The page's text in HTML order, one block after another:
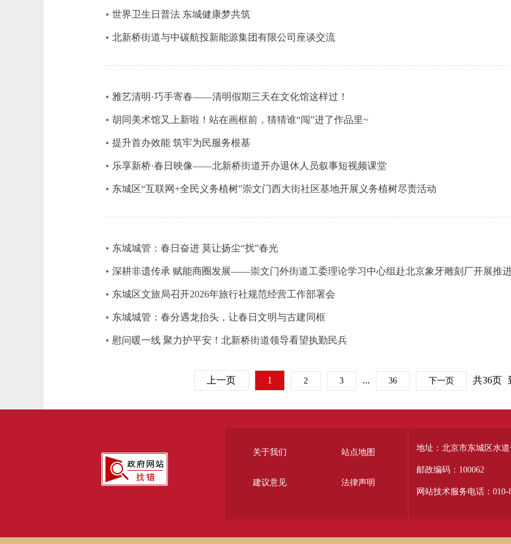
世界卫生日普法 东城健康梦共筑
北新桥街道与中碳航投新能源集团有限公司座谈交流
雅艺清明·巧手寄春——清明假期三天在文化馆这样过！
胡同美术馆又上新啦！站在画框前，猜猜谁“闯”进了作品里~
提升首办效能 筑牢为民服务根基
乐享新桥·春日映像——北新桥街道开办退休人员叙事短视频课堂
东城区“互联网+全民义务植树”崇文门西大街社区基地开展义务植树尽责活动
东城城管：春日奋进 莫让扬尘“扰”春光
深耕非遗传承 赋能商圈发展——崇文门外街道工委理论学习中心组赴北京象牙雕刻厂开展推
东城区文旅局召开2026年旅行社规范经营工作部署会
东城城管：春分遇龙抬头，让春日文明与古建同框
慰问暖一线 聚力护平安！北新桥街道领导看望执勤民兵
上一页 1 2 3 ... 36 下一页 共36页
关于我们 站点地图
建议意见 法律声明
地址：北京市东城区水
邮政编码：100062
网站技术服务电话：010-